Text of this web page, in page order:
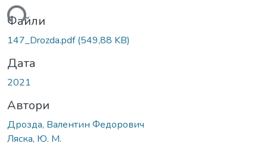
Файли
147_Drozda.pdf(549,88 KB)
Дата
2021
Автори
Дрозда, Валентин Федорович
Ляска, Ю. М.